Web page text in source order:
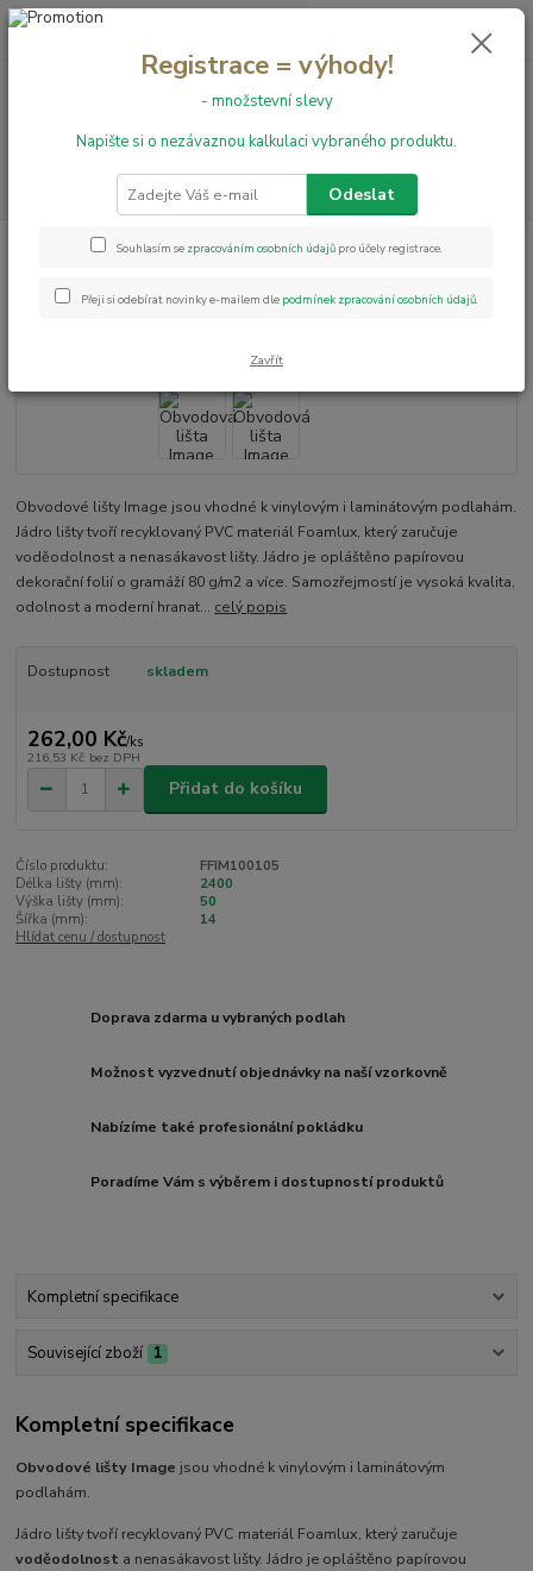
+420 731 199 591 0,00 Kč
Obvodové lišty Obvodová lišta Image 100105
Obvodová lišta Image 100105
Obvodové lišty Image jsou vhodné k vinylovým i laminátovým podlahám.
Jádro lišty tvoří recyklovaný PVC materiál Foamlux, který zaručuje
voděodolnost a nenasákavost lišty. Jádro je opláštěno papírovou
dekorační folií o gramáží 80 g/m2 a více. Samozřejmostí je vysoká kvalita,
odolnost a moderní hranat... celý popis
Dostupnost skladem
262,00 Kč/ks
216,53 Kč bez DPH
Přidat do košíku
Číslo produktu:
FFIM100105
Délka lišty (mm):
2400
Výška lišty (mm):
50
Šířka (mm):
14
Hlídat cenu / dostupnost
Doprava zdarma u vybraných podlah
Možnost vyzvednutí objednávky na naší vzorkovně
Nabízíme také profesionální pokládku
Poradíme Vám s výběrem i dostupností produktů
Kompletní specifikace
Související zboží 1
Kompletní specifikace
Obvodové lišty Image jsou vhodné k vinylovým i laminátovým
podlahám.
Jádro lišty tvoří recyklovaný PVC materiál Foamlux, který zaručuje
voděodolnost a nenasákavost lišty. Jádro je opláštěno papírovou
Registrace = výhody!
- množstevní slevy
Napište si o nezávaznou kalkulaci vybraného produktu.
Odeslat
Souhlasím se zpracováním osobních údajů pro účely registrace.
Přeji si odebírat novinky e-mailem dle podmínek zpracování osobních údajů.
Zavřít